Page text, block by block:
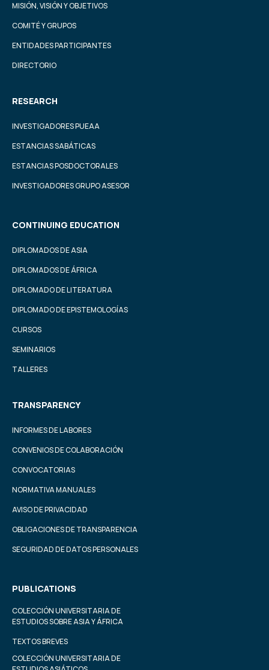
MISIÓN, VISIÓN Y OBJETIVOS
COMITÉ Y GRUPOS
ENTIDADES PARTICIPANTES
DIRECTORIO
RESEARCH
INVESTIGADORES PUEAA
ESTANCIAS SABÁTICAS
ESTANCIAS POSDOCTORALES
INVESTIGADORES GRUPO ASESOR
CONTINUING EDUCATION
DIPLOMADOS DE ASIA
DIPLOMADOS DE ÁFRICA
DIPLOMADO DE LITERATURA
DIPLOMADO DE EPISTEMOLOGÍAS
CURSOS
SEMINARIOS
TALLERES
TRANSPARENCY
INFORMES DE LABORES
CONVENIOS DE COLABORACIÓN
CONVOCATORIAS
NORMATIVA MANUALES
AVISO DE PRIVACIDAD
OBLIGACIONES DE TRANSPARENCIA
SEGURIDAD DE DATOS PERSONALES
PUBLICATIONS
COLECCIÓN UNIVERSITARIA DE
ESTUDIOS SOBRE ASIA Y ÁFRICA
TEXTOS BREVES
COLECCIÓN UNIVERSITARIA DE